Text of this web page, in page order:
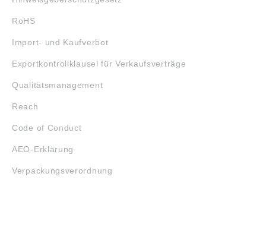
RoHS
Import- und Kaufverbot
Exportkontrollklausel für Verkaufsverträge
Qualitätsmanagement
Reach
Code of Conduct
AEO-Erklärung
Verpackungsverordnung